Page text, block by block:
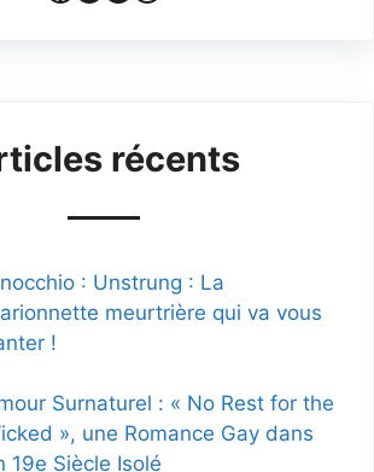
récents
: Unstrung : La
meurtrière qui va vous
!
Surnaturel : « No Rest for the
», une Romance Gay dans
19e Siècle Isolé